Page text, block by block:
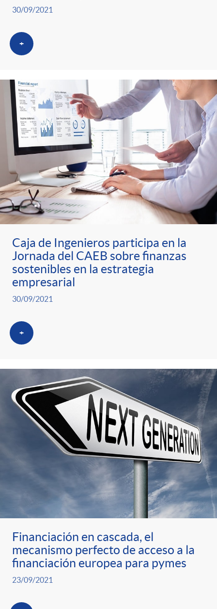
30/09/2021
+
Caja de Ingenieros participa en la
Jornada del CAEB sobre finanzas
sostenibles en la estrategia
empresarial
30/09/2021
+
Financiación en cascada, el
mecanismo perfecto de acceso a la
financiación europea para pymes
23/09/2021